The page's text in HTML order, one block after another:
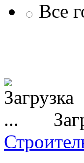
Все